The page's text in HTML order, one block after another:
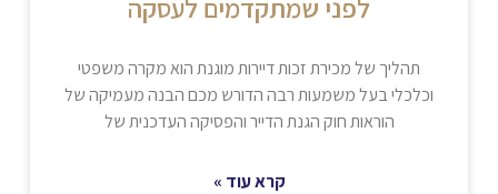
לפני שמתקדמים לעסקה
תהליך של מכירת זכות דיירות מוגנת הוא מקרה משפטי
וכלכלי בעל משמעות רבה הדורש מכם הבנה מעמיקה של
הוראות חוק הגנת הדייר והפסיקה העדכנית של
קרא עוד »